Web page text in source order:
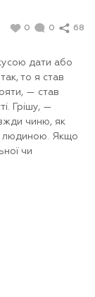
0 0 68
дати або
то я став
— став
Грішу, —
чиню, як
людиною. Якщо
чи